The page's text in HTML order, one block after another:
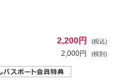
2,200円 (税込)
2,000円 (税別)